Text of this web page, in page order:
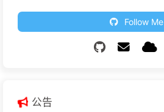
Follow Me
公告